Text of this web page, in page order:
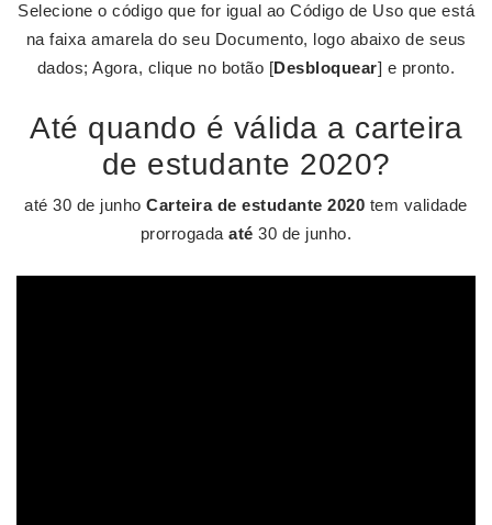
Selecione o código que for igual ao Código de Uso que está
na faixa amarela do seu Documento, logo abaixo de seus
dados; Agora, clique no botão [Desbloquear] e pronto.
Até quando é válida a carteira
de estudante 2020?
até 30 de junhoCarteira de estudante 2020 tem validade
prorrogadaaté 30 de junho.